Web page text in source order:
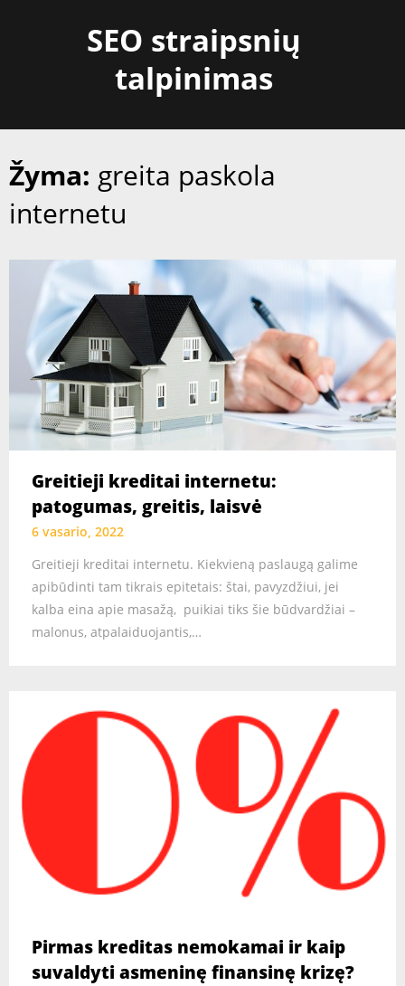
SEO straipsnių
talpinimas
Žyma: greita paskola
internetu
Greitieji kreditai internetu:
patogumas, greitis, laisvė
6 vasario, 2022
Greitieji kreditai internetu. Kiekvieną paslaugą galime
apibūdinti tam tikrais epitetais: štai, pavyzdžiui, jei
kalba eina apie masažą, puikiai tiks šie būdvardžiai –
malonus, atpalaiduojantis,…
Pirmas kreditas nemokamai ir kaip
suvaldyti asmeninę finansinę krizę?